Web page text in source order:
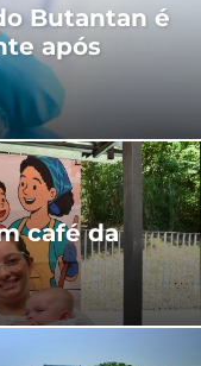
Butantan é
após
café da